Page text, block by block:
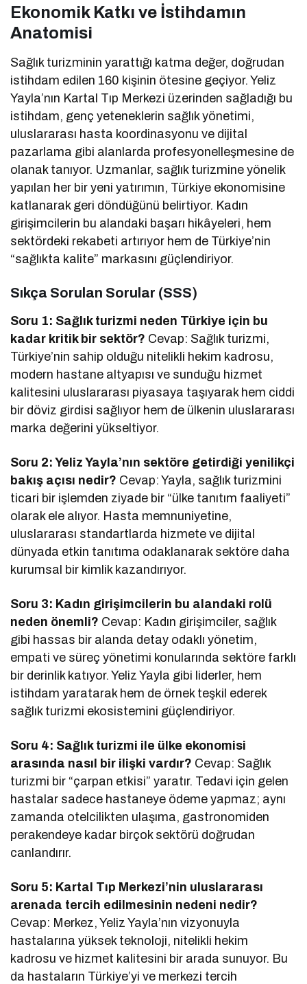
Ekonomik Katkı ve İstihdamın
Anatomisi
Sağlık turizminin yarattığı katma değer, doğrudan
istihdam edilen 160 kişinin ötesine geçiyor. Yeliz
Yayla’nın Kartal Tıp Merkezi üzerinden sağladığı bu
istihdam, genç yeteneklerin sağlık yönetimi,
uluslararası hasta koordinasyonu ve dijital
pazarlama gibi alanlarda profesyonelleşmesine de
olanak tanıyor. Uzmanlar, sağlık turizmine yönelik
yapılan her bir yeni yatırımın, Türkiye ekonomisine
katlanarak geri döndüğünü belirtiyor. Kadın
girişimcilerin bu alandaki başarı hikâyeleri, hem
sektördeki rekabeti artırıyor hem de Türkiye’nin
“sağlıkta kalite” markasını güçlendiriyor.
Sıkça Sorulan Sorular (SSS)
Soru 1: Sağlık turizmi neden Türkiye için bu
kadar kritik bir sektör? Cevap: Sağlık turizmi,
Türkiye’nin sahip olduğu nitelikli hekim kadrosu,
modern hastane altyapısı ve sunduğu hizmet
kalitesini uluslararası piyasaya taşıyarak hem ciddi
bir döviz girdisi sağlıyor hem de ülkenin uluslararası
marka değerini yükseltiyor.
Soru 2: Yeliz Yayla’nın sektöre getirdiği yenilikçi
bakış açısı nedir? Cevap: Yayla, sağlık turizmini
ticari bir işlemden ziyade bir “ülke tanıtım faaliyeti”
olarak ele alıyor. Hasta memnuniyetine,
uluslararası standartlarda hizmete ve dijital
dünyada etkin tanıtıma odaklanarak sektöre daha
kurumsal bir kimlik kazandırıyor.
Soru 3: Kadın girişimcilerin bu alandaki rolü
neden önemli? Cevap: Kadın girişimciler, sağlık
gibi hassas bir alanda detay odaklı yönetim,
empati ve süreç yönetimi konularında sektöre farklı
bir derinlik katıyor. Yeliz Yayla gibi liderler, hem
istihdam yaratarak hem de örnek teşkil ederek
sağlık turizmi ekosistemini güçlendiriyor.
Soru 4: Sağlık turizmi ile ülke ekonomisi
arasında nasıl bir ilişki vardır? Cevap: Sağlık
turizmi bir “çarpan etkisi” yaratır. Tedavi için gelen
hastalar sadece hastaneye ödeme yapmaz; aynı
zamanda otelcilikten ulaşıma, gastronomiden
perakendeye kadar birçok sektörü doğrudan
canlandırır.
Soru 5: Kartal Tıp Merkezi’nin uluslararası
arenada tercih edilmesinin nedeni nedir?
Cevap: Merkez, Yeliz Yayla’nın vizyonuyla
hastalarına yüksek teknoloji, nitelikli hekim
kadrosu ve hizmet kalitesini bir arada sunuyor. Bu
da hastaların Türkiye’yi ve merkezi tercih